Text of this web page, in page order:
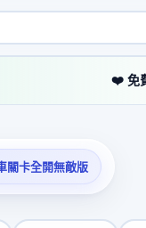
❤️ 免
關卡全開無敵版